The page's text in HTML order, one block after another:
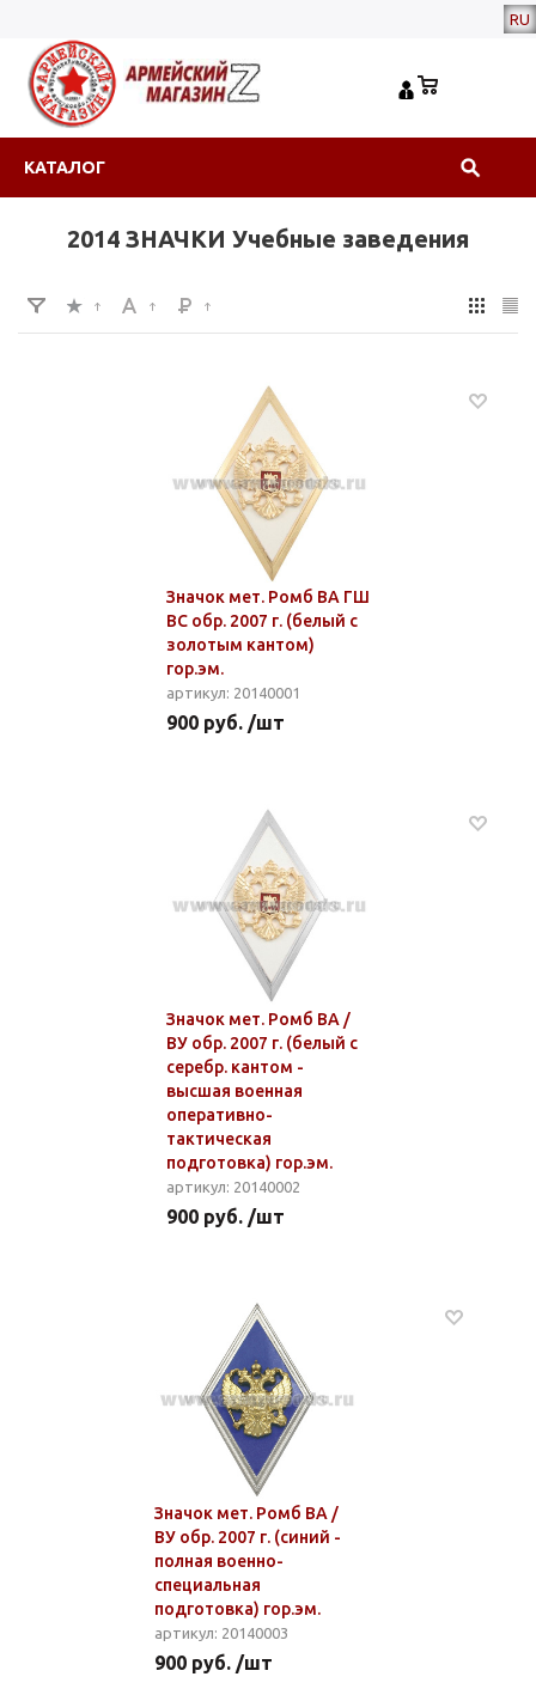
RU
КАТАЛОГ
2014 ЗНАЧКИ Учебные заведения
Значок мет. Ромб ВА ГШ
ВС обр. 2007 г. (белый с
золотым кантом)
гор.эм.
артикул: 20140001
900 руб. /шт
Значок мет. Ромб ВА /
ВУ обр. 2007 г. (белый с
серебр. кантом -
высшая военная
оперативно-
тактическая
подготовка) гор.эм.
артикул: 20140002
900 руб. /шт
Значок мет. Ромб ВА /
ВУ обр. 2007 г. (синий -
полная военно-
специальная
подготовка) гор.эм.
артикул: 20140003
900 руб. /шт